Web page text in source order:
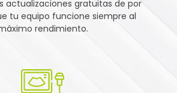
actualizaciones gratuitas de por
tu equipo funcione siempre al
rendimiento.